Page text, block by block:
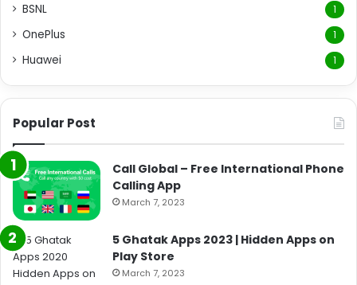
BSNL 1
OnePlus 1
Huawei 1
Popular Post
Call Global – Free International Phone
Calling App
March 7, 2023
5 Ghatak Apps 2023 | Hidden Apps on
Play Store
March 7, 2023